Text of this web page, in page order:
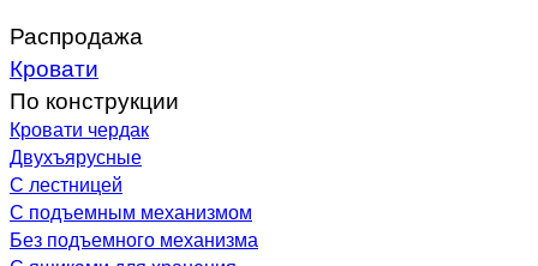
Распродажа
Кровати
По конструкции
Кровати чердак
Двухъярусные
С лестницей
С подъемным механизмом
Без подъемного механизма